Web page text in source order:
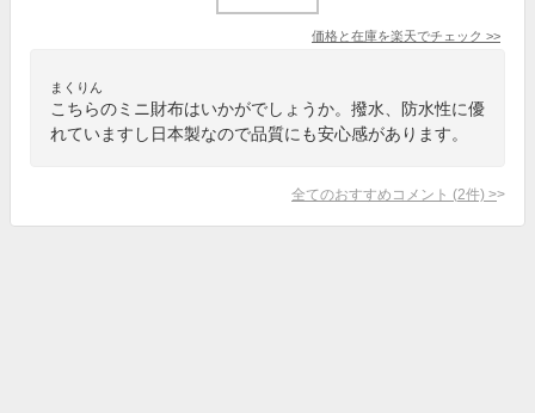
価格と在庫を楽天でチェック >>
まくりん
こちらのミニ財布はいかがでしょうか。撥水、防水性に優
れていますし日本製なので品質にも安心感があります。
全てのおすすめコメント (2件) >